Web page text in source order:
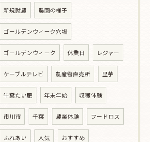
新規就農 農園の様子
ゴールデンウィーク穴場
ゴールデンウィーク 休業日 レジャー
ケーブルテレビ 農産物直売所 里芋
牛糞たい肥 年末年始 収穫体験
市川市 千葉 農業体験 フードロス
ふれあい 人気 おすすめ